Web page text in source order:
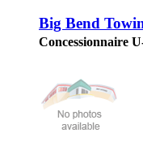
Big Bend
Concessionnaire